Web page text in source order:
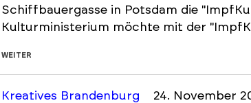
Schiffbauergasse in Potsdam die
Kulturministerium möchte mit der
WEITER
Kreatives Brandenburg 24. November